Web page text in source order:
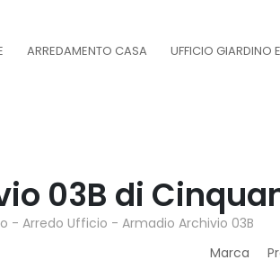
ARREDAMENTO CASA UFFICIO GIARDINO
03B di
- Arredo Ufficio - Armadio Archivio 03B
Marca